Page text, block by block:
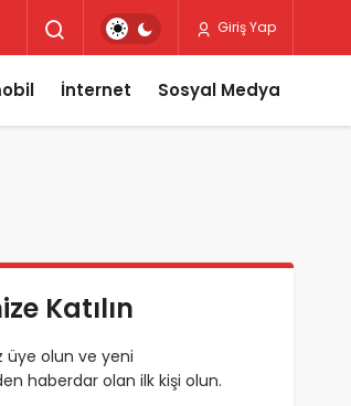
Giriş Yap
İnternet Sosyal Medya
Katılın
üye olun ve yeni
haberdar olan ilk kişi olun.